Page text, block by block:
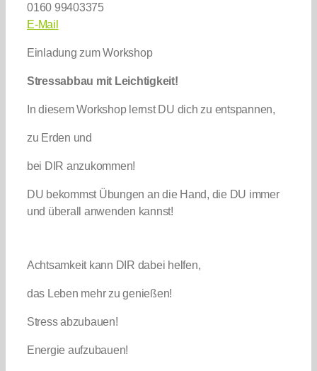
0160 99403375
E-Mail
Einladung zum Workshop
Stressabbau mit Leichtigkeit!
In diesem Workshop lernst DU dich zu entspannen,
zu Erden und
bei DIR anzukommen!
DU bekommst Übungen an die Hand, die DU immer
und überall anwenden kannst!
Achtsamkeit kann DIR dabei helfen,
das Leben mehr zu genießen!
Stress abzubauen!
Energie aufzubauen!